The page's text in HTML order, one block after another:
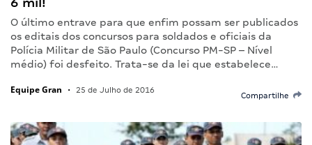
O último entrave para que enfim possam ser publicados
os editais dos concursos para soldados e oficiais da
Polícia Militar de São Paulo (Concurso PM-SP – Nível
médio) foi desfeito. Trata-se da lei que estabelece…
Equipe Gran • 25 de Julho de 2016
Compartilhe